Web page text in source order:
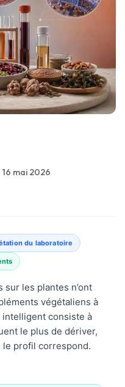
16 mai 2026
du laboratoire
les plantes n’ont
végétaliens à
consiste à
le plus de dériver,
le profil correspond.